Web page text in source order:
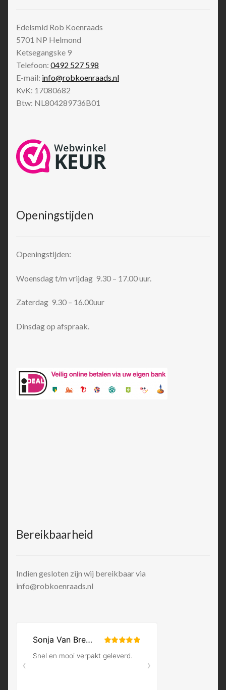
Edelsmid Rob Koenraads
5701 NP Helmond
Ketsegangske 9
Telefoon: 0492 527 598
E-mail: info@robkoenraads.nl
KvK: 17080682
Btw: NL804289736B01
Openingstijden
Openingstijden:
Woensdag t/m vrijdag 9.30 – 17.00 uur.
Zaterdag 9.30 – 16.00uur
Dinsdag op afspraak.
Bereikbaarheid
Indien gesloten zijn wij bereikbaar via
info@robkoenraads.nl